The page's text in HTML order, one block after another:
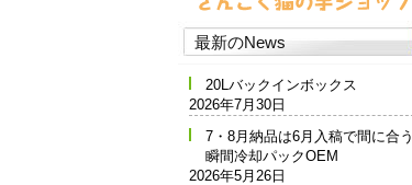
最新のNews
20Lバックインボックス
2026年7月30日
7・8月納品は6月入稿で間に合う
瞬間冷却パックOEM
2026年5月26日